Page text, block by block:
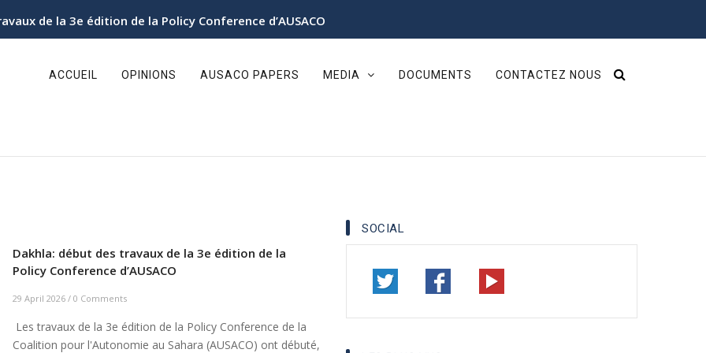
de la 3e édition de la Policy Conference d’AUSACO
ACCUEIL OPINIONS AUSACO PAPERS MEDIA DOCUMENTS CONTACTEZ NOUS
Dakhla: début des travaux de la 3e édition de la
Policy Conference d’AUSACO
29 April 2026 / 0 Comments
Les travaux de la 3e édition de la Policy Conference de la
Coalition pour l'Autonomie au Sahara (AUSACO) ont débuté,
SOCIAL